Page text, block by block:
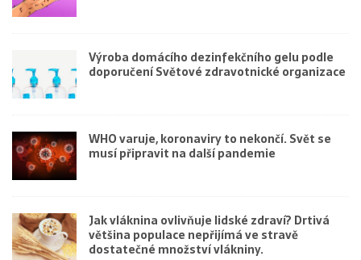
Výroba domácího dezinfekčního gelu podle
doporučení Světové zdravotnické organizace
WHO varuje, koronaviry to nekončí. Svět se
musí připravit na další pandemie
Jak vláknina ovlivňuje lidské zdraví? Drtivá
většina populace nepřijímá ve stravě
dostatečné množství vlákniny.